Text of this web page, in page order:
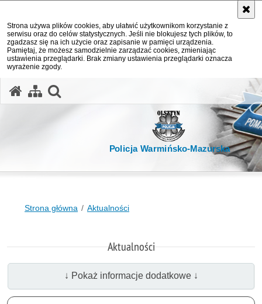
Strona używa plików cookies, aby ułatwić użytkownikom korzystanie z
serwisu oraz do celów statystycznych. Jeśli nie blokujesz tych plików, to
zgadzasz się na ich użycie oraz zapisanie w pamięci urządzenia.
Pamiętaj, że możesz samodzielnie zarządzać cookies, zmieniając
ustawienia przeglądarki. Brak zmiany ustawienia przeglądarki oznacza
wyrażenie zgody.
Policja Warmińsko-Mazurska
Strona główna Aktualności
Aktualności
↓ Pokaż informacje dodatkowe ↓